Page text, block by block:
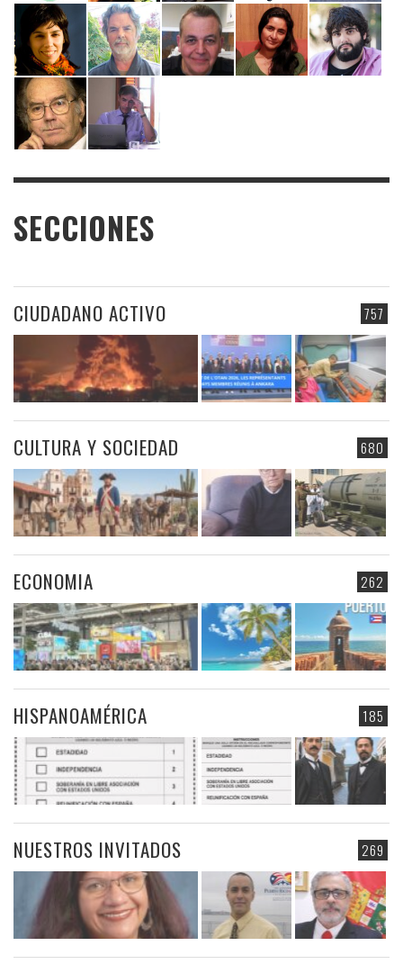
SECCIONES
757
CIUDADANO ACTIVO
680
CULTURA Y SOCIEDAD
262
ECONOMIA
185
HISPANOAMÉRICA
269
NUESTROS INVITADOS